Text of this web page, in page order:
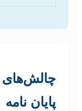
چالش‌های
پایان نامه